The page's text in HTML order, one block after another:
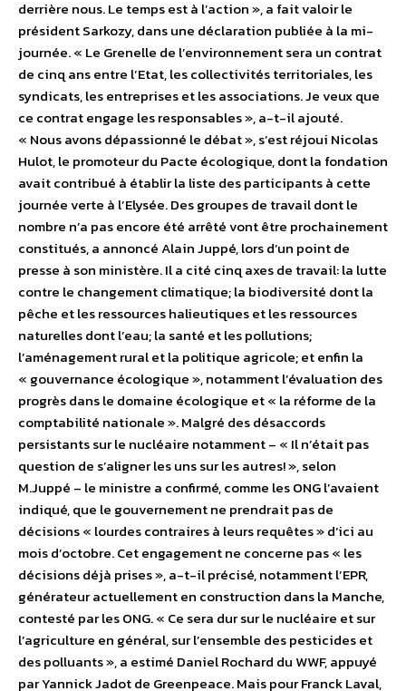
derrière nous. Le temps est à l’action », a fait valoir le
président Sarkozy, dans une déclaration publiée à la mi-
journée. « Le Grenelle de l’environnement sera un contrat
de cinq ans entre l’Etat, les collectivités territoriales, les
syndicats, les entreprises et les associations. Je veux que
ce contrat engage les responsables », a-t-il ajouté.
« Nous avons dépassionné le débat », s’est réjoui Nicolas
Hulot, le promoteur du Pacte écologique, dont la fondation
avait contribué à établir la liste des participants à cette
journée verte à l’Elysée. Des groupes de travail dont le
nombre n’a pas encore été arrêté vont être prochainement
constitués, a annoncé Alain Juppé, lors d’un point de
presse à son ministère. Il a cité cinq axes de travail: la lutte
contre le changement climatique; la biodiversité dont la
pêche et les ressources halieutiques et les ressources
naturelles dont l’eau; la santé et les pollutions;
l’aménagement rural et la politique agricole; et enfin la
« gouvernance écologique », notamment l’évaluation des
progrès dans le domaine écologique et « la réforme de la
comptabilité nationale ». Malgré des désaccords
persistants sur le nucléaire notamment – « Il n’était pas
question de s’aligner les uns sur les autres! », selon
M.Juppé – le ministre a confirmé, comme les ONG l’avaient
indiqué, que le gouvernement ne prendrait pas de
décisions « lourdes contraires à leurs requêtes » d’ici au
mois d’octobre. Cet engagement ne concerne pas « les
décisions déjà prises », a-t-il précisé, notamment l’EPR,
générateur actuellement en construction dans la Manche,
contesté par les ONG. « Ce sera dur sur le nucléaire et sur
l’agriculture en général, sur l’ensemble des pesticides et
des polluants », a estimé Daniel Rochard du WWF, appuyé
par Yannick Jadot de Greenpeace. Mais pour Franck Laval,